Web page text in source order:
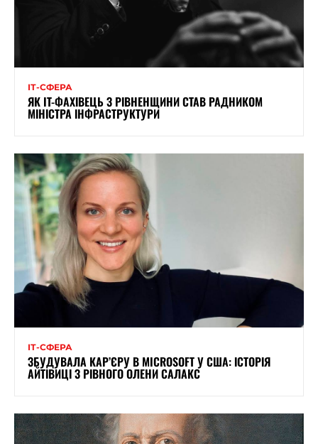
ІТ-СФЕРА
ЯК IT-ФАХІВЕЦЬ З РІВНЕНЩИНИ СТАВ РАДНИКОМ
МІНІСТРА ІНФРАСТРУКТУРИ
ІТ-СФЕРА
ЗБУДУВАЛА КАР’ЄРУ В MICROSOFT У США: ІСТОРІЯ
АЙТІВИЦІ З РІВНОГО ОЛЕНИ САЛАКС